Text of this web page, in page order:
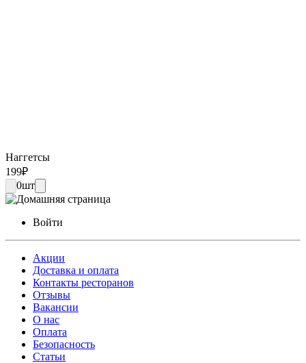
Наггетсы
199₽
0шт
Войти
Акции
Доставка и оплата
Контакты ресторанов
Отзывы
Вакансии
О нас
Оплата
Безопасность
Статьи